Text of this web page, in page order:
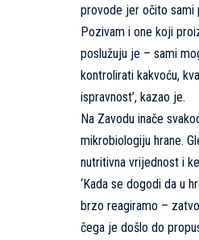
provode jer očito sami
Pozivam i one koji
poslužuju je – sami
kontrolirati kakvoću,
ispravnost’, kazao je.
Na Zavodu inače
mikrobiologiju hrane.
nutritivna vrijednost i
‘Kada se dogodi da u
brzo reagiramo –
čega je došlo do